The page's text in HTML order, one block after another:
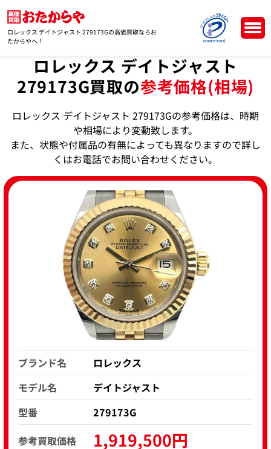
ロレックス デイトジャスト 279173Gの高価買取ならお
たからやへ！
ロレックス デイトジャスト
279173G買取の参考価格(相場)
ロレックス デイトジャスト 279173Gの参考価格は、時期
や相場により変動致します。
また、状態や付属品の有無によっても異なりますので詳し
くはお電話でお問い合わせください。
ブランド名
ロレックス
モデル名
デイトジャスト
型番
279173G
参考買取価格
1,919,500円